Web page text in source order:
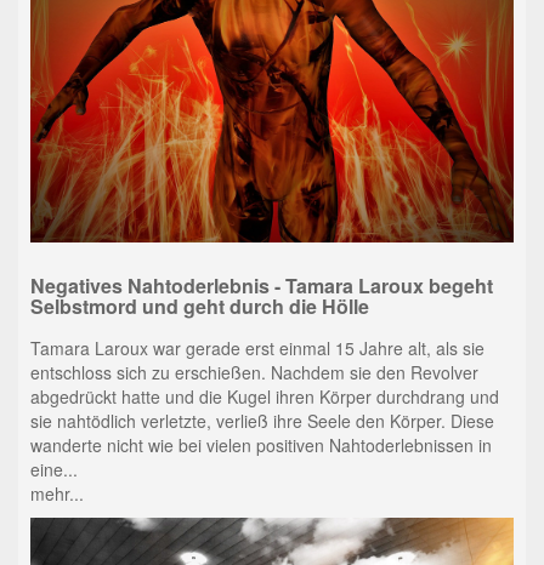
Negatives Nahtoderlebnis - Tamara Laroux begeht
Selbstmord und geht durch die Hölle
Tamara Laroux war gerade erst einmal 15 Jahre alt, als sie
entschloss sich zu erschießen. Nachdem sie den Revolver
abgedrückt hatte und die Kugel ihren Körper durchdrang und
sie nahtödlich verletzte, verließ ihre Seele den Körper. Diese
wanderte nicht wie bei vielen positiven Nahtoderlebnissen in
eine...
mehr...